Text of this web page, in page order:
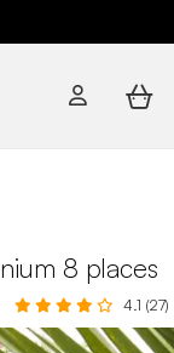
8 places
4.1 (27)